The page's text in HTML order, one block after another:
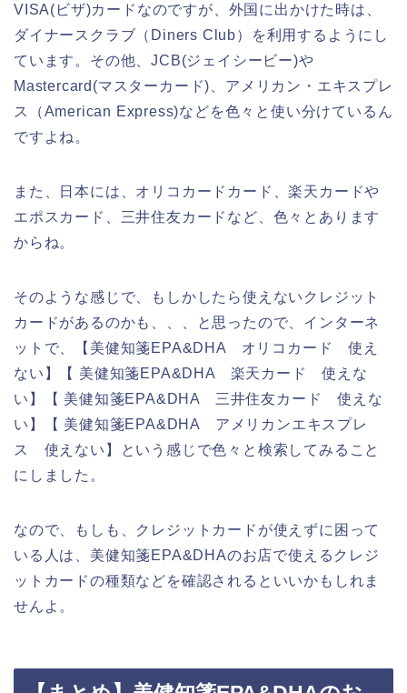
VISA(ビザ)カードなのですが、外国に出かけた時は、
ダイナースクラブ（Diners Club）を利用するようにし
ています。その他、JCB(ジェイシービー)や
Mastercard(マスターカード)、アメリカン・エキスプレ
ス（American Express)などを色々と使い分けているん
ですよね。
また、日本には、オリコカードカード、楽天カードや
エポスカード、三井住友カードなど、色々とあります
からね。
そのような感じで、もしかしたら使えないクレジット
カードがあるのかも、、、と思ったので、インターネ
ットで、【美健知箋EPA&DHA オリコカード 使え
ない】【 美健知箋EPA&DHA 楽天カード 使えな
い】【 美健知箋EPA&DHA 三井住友カード 使えな
い】【 美健知箋EPA&DHA アメリカンエキスプレ
ス 使えない】という感じで色々と検索してみること
にしました。
なので、もしも、クレジットカードが使えずに困って
いる人は、美健知箋EPA&DHAのお店で使えるクレジ
ットカードの種類などを確認されるといいかもしれま
せんよ。